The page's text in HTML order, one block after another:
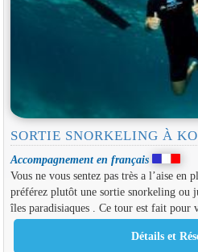
SORTIE SNORKELING À
Accompagnement en français
Vous ne vous sentez pas très a l’aise en
préférez plutôt une sortie snorkeling ou
îles paradisiaques . Ce tour est fait pour